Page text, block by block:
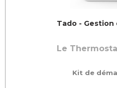
Tado -
Le
Kit de